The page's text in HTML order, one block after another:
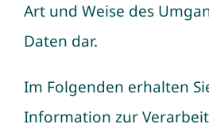
Art und Weise des
Daten dar.
Im Folgenden erhalten
Information zur